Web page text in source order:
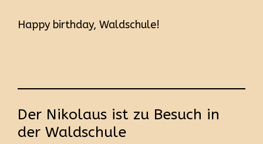
Happy birthday, Waldschule!
Der Nikolaus ist zu Besuch in
der Waldschule